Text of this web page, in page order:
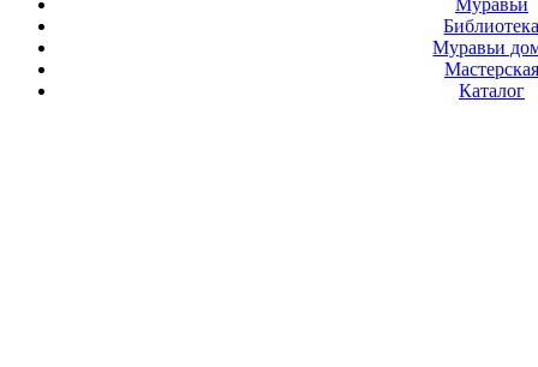
Муравьи
Муравьи
Мастерская
Каталог